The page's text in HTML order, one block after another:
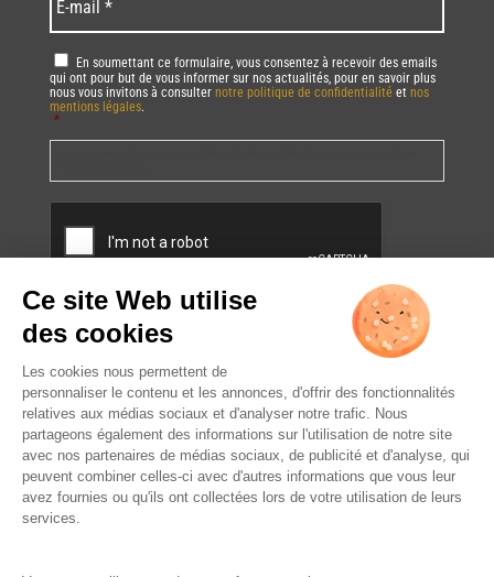
mail *
RGPD *
En soumettant ce formulaire, vous consentez à recevoir des emails
qui ont pour but de vous informer sur nos actualités, pour en savoir plus
nous vous invitons à consulter notre politique de confidentialité et nos
mentions légales.
*